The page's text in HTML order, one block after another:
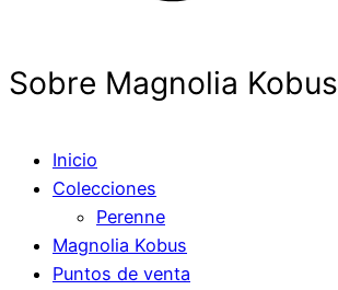
Sobre Magnolia Kobus
Inicio
Colecciones
Perenne
Magnolia Kobus
Puntos de venta